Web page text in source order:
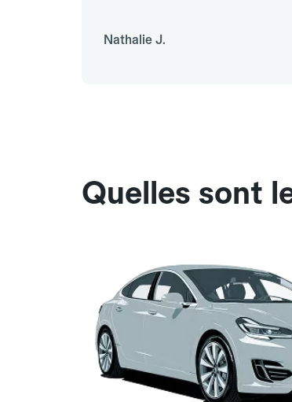
Nathalie J.
Quelles sont